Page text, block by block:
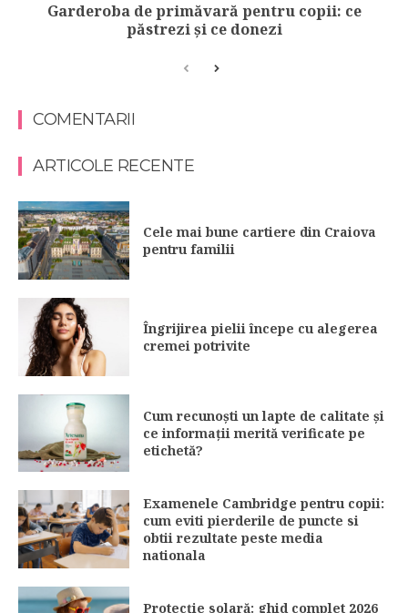
Garderoba de primăvară pentru copii: ce
păstrezi și ce donezi
COMENTARII
ARTICOLE RECENTE
Cele mai bune cartiere din Craiova
pentru familii
Îngrijirea pielii începe cu alegerea
cremei potrivite
Cum recunoști un lapte de calitate și
ce informații merită verificate pe
etichetă?
Examenele Cambridge pentru copii:
cum eviti pierderile de puncte si
obtii rezultate peste media
nationala
Protecție solară: ghid complet 2026